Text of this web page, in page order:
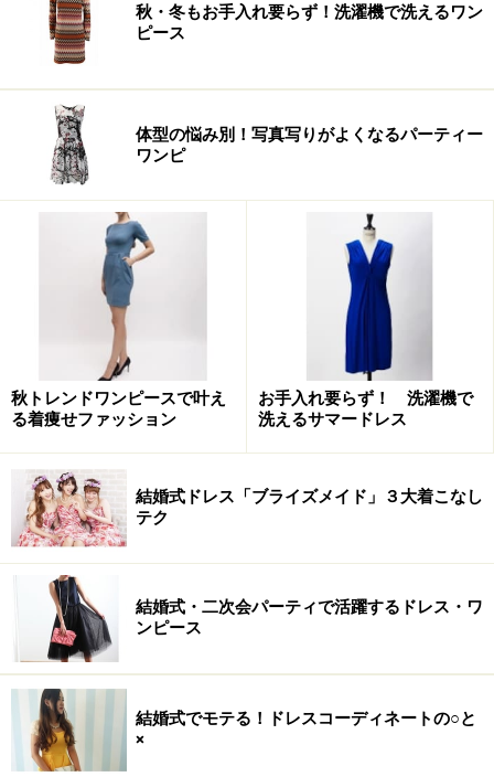
秋・冬もお手入れ要らず！洗濯機で洗えるワン
ピース
体型の悩み別！写真写りがよくなるパーティー
ワンピ
秋トレンドワンピースで叶え
る着痩せファッション
お手入れ要らず！ 洗濯機で
洗えるサマードレス
結婚式ドレス「ブライズメイド」３大着こなし
テク
結婚式・二次会パーティで活躍するドレス・ワ
ンピース
結婚式でモテる！ドレスコーディネートの○と
×